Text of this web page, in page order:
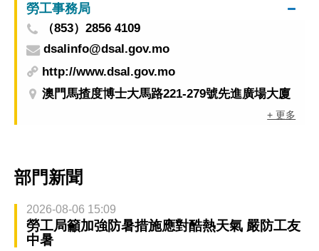
勞工事務局
（853）2856 4109
dsalinfo@dsal.gov.mo
http://www.dsal.gov.mo
澳門馬揸度博士大馬路221-279號先進廣場大廈
+ 更多
部門新聞
2026-08-06 15:09
勞工局籲加強防暑措施應對酷熱天氣 嚴防工友
中暑